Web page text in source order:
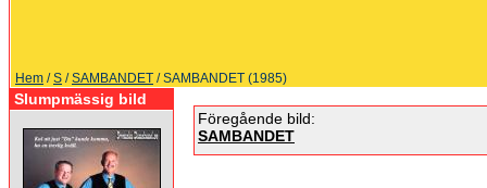
Hem /S /SAMBANDET / SAMBANDET (1985)
Slumpmässig bild
Föregående bild:
SAMBANDET